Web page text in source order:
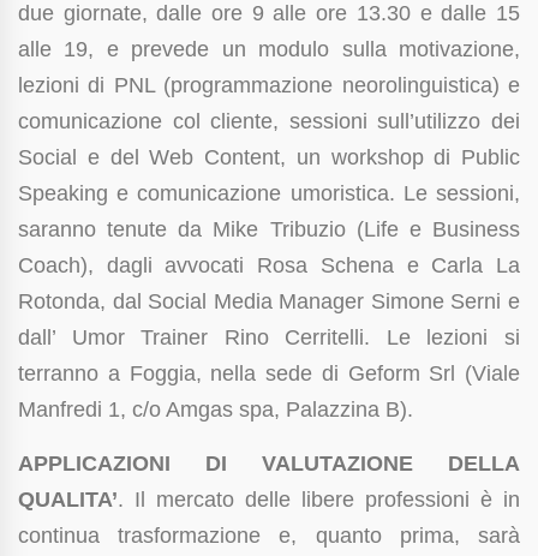
due giornate, dalle ore 9 alle ore 13.30 e dalle 15
alle 19, e prevede un modulo sulla motivazione,
lezioni di PNL (programmazione neorolinguistica) e
comunicazione col cliente, sessioni sull’utilizzo dei
Social e del Web Content, un workshop di Public
Speaking e comunicazione umoristica. Le sessioni,
saranno tenute da Mike Tribuzio (Life e Business
Coach), dagli avvocati Rosa Schena e Carla La
Rotonda, dal Social Media Manager Simone Serni e
dall’ Umor Trainer Rino Cerritelli. Le lezioni si
terranno a Foggia, nella sede di Geform Srl (Viale
Manfredi 1, c/o Amgas spa, Palazzina B).
APPLICAZIONI DI VALUTAZIONE DELLA
QUALITA’. Il mercato delle libere professioni è in
continua trasformazione e, quanto prima, sarà